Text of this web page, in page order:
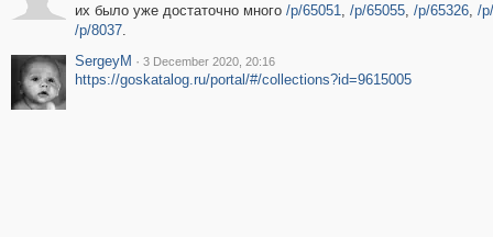
их было уже достаточно много /p/65051, /p/65055, /p/65326, /
/p/8037.
SergeyM · 3 December 2020, 20:16
https://goskatalog.ru/portal/#/collections?id=9615005